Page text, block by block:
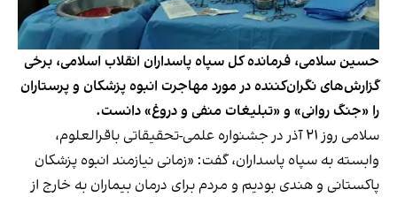
حسین سلامی، فرمانده کل سپاه پاسداران انقلاب اسلامی، برخی
گزارش‌های نگران‌کننده در مورد مهاجرت انبوه پزشکان و پرستاران
را «جنگ روانی» و «تبلیغات منفی و دروغ» دانست.
سلامی روز ۲۱ آذر در جشنواره علمی-تحقیقاتی باقرالعلوم،
وابسته به سپاه پاسداران، گفت: «زمانی نیازمند انبوه پزشکان
پاکستانی و هندی بودیم و مردم برای درمان بیماران به خارج از